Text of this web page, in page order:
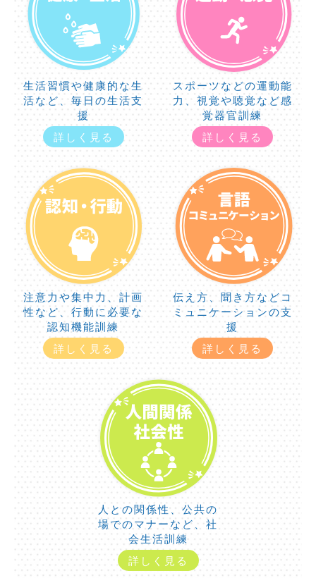
生活習慣や健康的な生
活など、毎日の生活支
援
詳しく見る
スポーツなどの運動能
力、視覚や聴覚など感
覚器官訓練
詳しく見る
注意力や集中力、計画
性など、行動に必要な
認知機能訓練
詳しく見る
伝え方、聞き方などコ
ミュニケーションの支
援
詳しく見る
人との関係性、公共の
場でのマナーなど、社
会生活訓練
詳しく見る